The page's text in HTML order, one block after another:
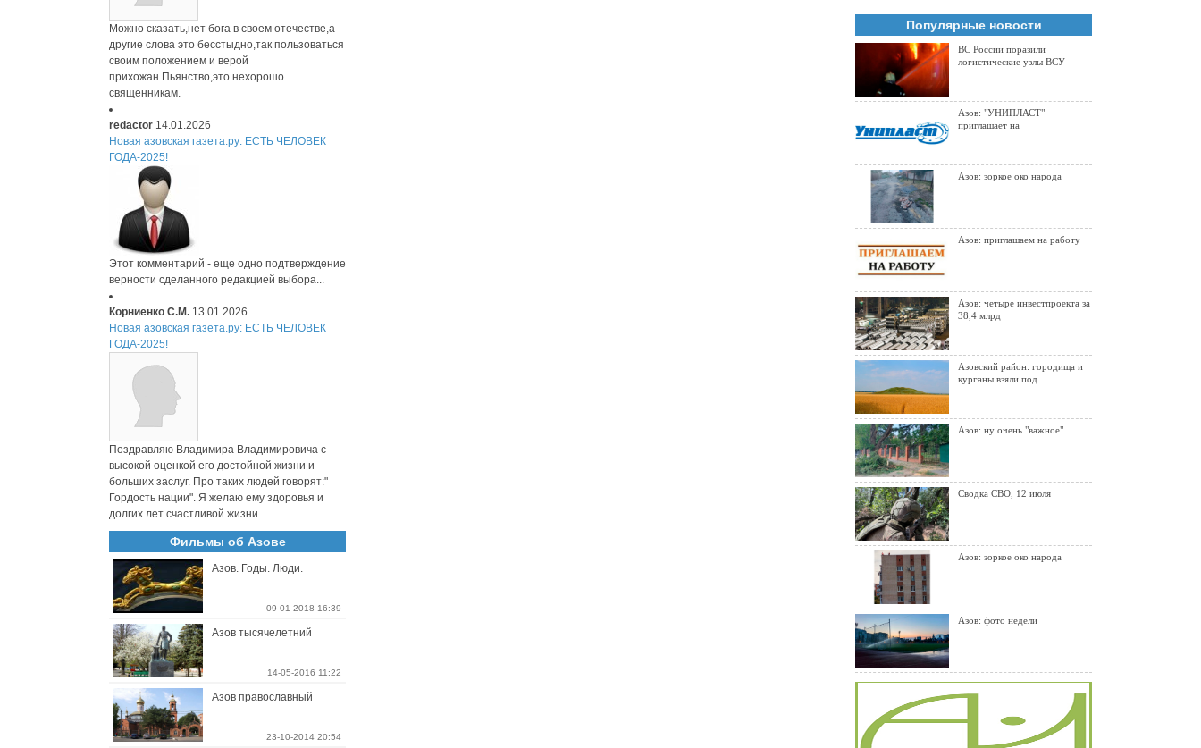
Можно сказать,нет бога в своем отечестве,а
другие слова это бесстыдно,так пользоваться
своим положением и верой
прихожан.Пьянство,это нехорошо
священникам.
redactor 14.01.2026
Новая азовская газета.ру: ЕСТЬ ЧЕЛОВЕК
ГОДА-2025!
Этот комментарий - еще одно подтверждение
верности сделанного редакцией выбора...
Корниенко С.М. 13.01.2026
Новая азовская газета.ру: ЕСТЬ ЧЕЛОВЕК
ГОДА-2025!
Поздравляю Владимира Владимировича с
высокой оценкой его достойной жизни и
больших заслуг. Про таких людей говорят:"
Гордость нации". Я желаю ему здоровья и
долгих лет счастливой жизни
Фильмы об Азове
Азов. Годы. Люди.
09-01-2018 16:39
Азов тысячелетний
14-05-2016 11:22
Азов православный
23-10-2014 20:54
Популярные новости
ВС России поразили
логистические узлы ВСУ
Азов: "УНИПЛАСТ"
приглашает на
Азов: зоркое око народа
Азов: приглашаем на работу
Азов: четыре инвестпроекта за
38,4 млрд
Азовский район: городища и
курганы взяли под
Азов: ну очень "важное"
Сводка СВО, 12 июля
Азов: зоркое око народа
Азов: фото недели